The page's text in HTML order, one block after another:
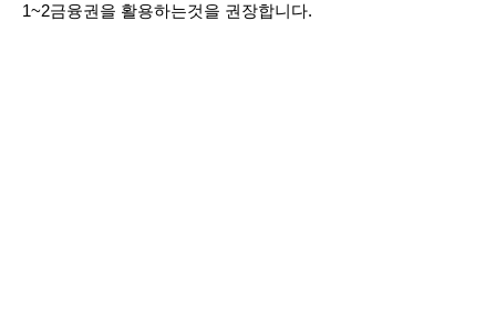
1~2금융권을 활용하는것을 권장합니다.